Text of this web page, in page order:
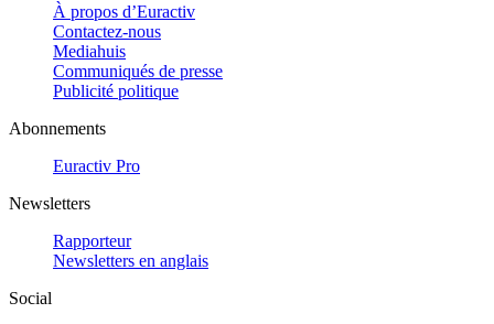
À propos d’Euractiv
Contactez-nous
Mediahuis
Communiqués de presse
Publicité politique
Abonnements
Euractiv Pro
Newsletters
Rapporteur
Newsletters en anglais
Social